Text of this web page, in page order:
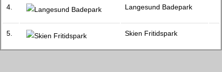
4. Langesund Badepark
5. Skien Fritidspark